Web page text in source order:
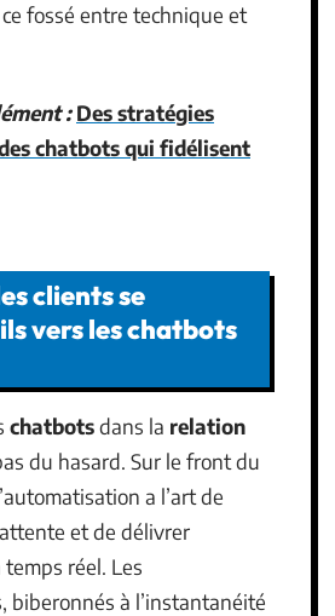
fossé entre technique et
: Des stratégies
chatbots qui fidélisent
clients se
vers les chatbots
chatbotsdans la relation
du hasard. Sur le front du
a l’art de
et de délivrer
réel. Les
biberonnés à l’instantanéité